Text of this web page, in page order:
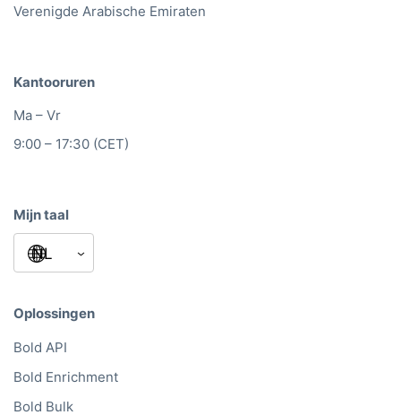
Verenigde Arabische Emiraten
Kantooruren
Ma – Vr
9:00 – 17:30 (CET)
Mijn taal
Oplossingen
Bold API
Bold Enrichment
Bold Bulk